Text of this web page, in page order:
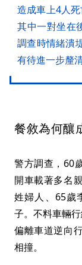
造成車上4人
其中一對坐在
調查時情緒潰
有待進一步釐清
餐敘為何釀
警方調查，60
開車載著多名
姓婦人、65歲
子。不料車輛
偏離車道逆向
相撞。